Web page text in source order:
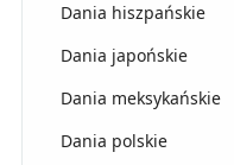
Dania hiszpańskie
Dania japońskie
Dania meksykańskie
Dania polskie